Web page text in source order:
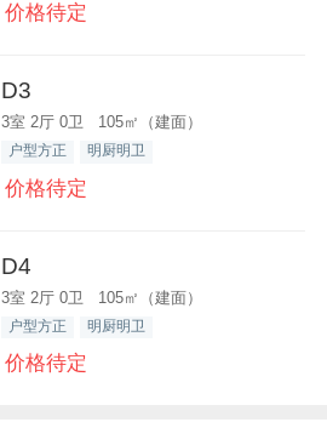
价格待定
D3
3室 2厅 0卫 105㎡（建面）
户型方正 明厨明卫
价格待定
D4
3室 2厅 0卫 105㎡（建面）
户型方正 明厨明卫
价格待定